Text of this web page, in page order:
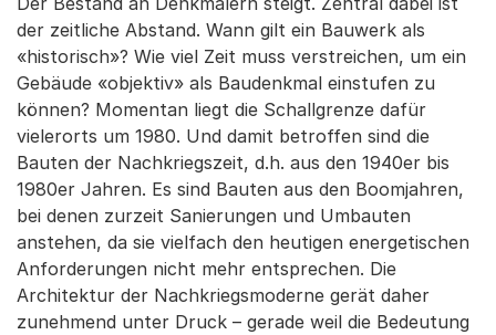
der zeitliche Abstand. Wann gilt ein Bauwerk als
«historisch»? Wie viel Zeit muss verstreichen, um ein
Gebäude «objektiv» als Baudenkmal einstufen zu
können? Momentan liegt die Schallgrenze dafür
vielerorts um 1980. Und damit betroffen sind die
Bauten der Nachkriegszeit, d.h. aus den 1940er bis
1980er Jahren. Es sind Bauten aus den Boomjahren,
bei denen zurzeit Sanierungen und Umbauten
anstehen, da sie vielfach den heutigen energetischen
Anforderungen nicht mehr entsprechen. Die
Architektur der Nachkriegsmoderne gerät daher
zunehmend unter Druck – gerade weil die Bedeutung